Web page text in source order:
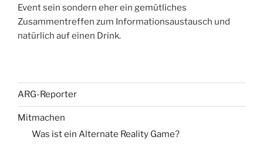
Event sein sondern eher ein gemütliches
Zusammentreffen zum Informationsaustausch und
natürlich auf einen Drink.
ARG-Reporter
Mitmachen
Was ist ein Alternate Reality Game?